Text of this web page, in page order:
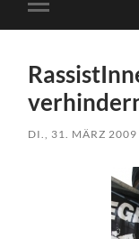
Mobile-
Menü
DI., 31. MÄRZ 2009